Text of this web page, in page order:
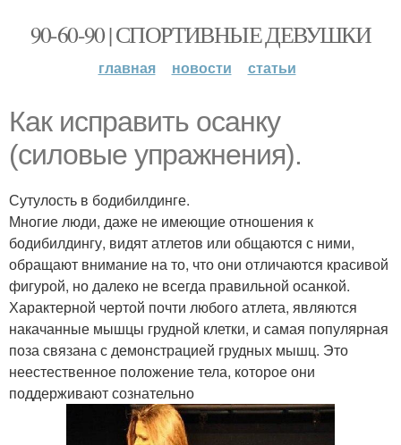
90-60-90 | СПОРТИВНЫЕ ДЕВУШКИ
главная новости статьи
Как исправить осанку
(силовые упражнения).
Сутулость в бодибилдинге.
Многие люди, даже не имеющие отношения к
бодибилдингу, видят атлетов или общаются с ними,
обращают внимание на то, что они отличаются красивой
фигурой, но далеко не всегда правильной осанкой.
Характерной чертой почти любого атлета, являются
накачанные мышцы грудной клетки, и самая популярная
поза связана с демонстрацией грудных мышц. Это
неестественное положение тела, которое они
поддерживают сознательно